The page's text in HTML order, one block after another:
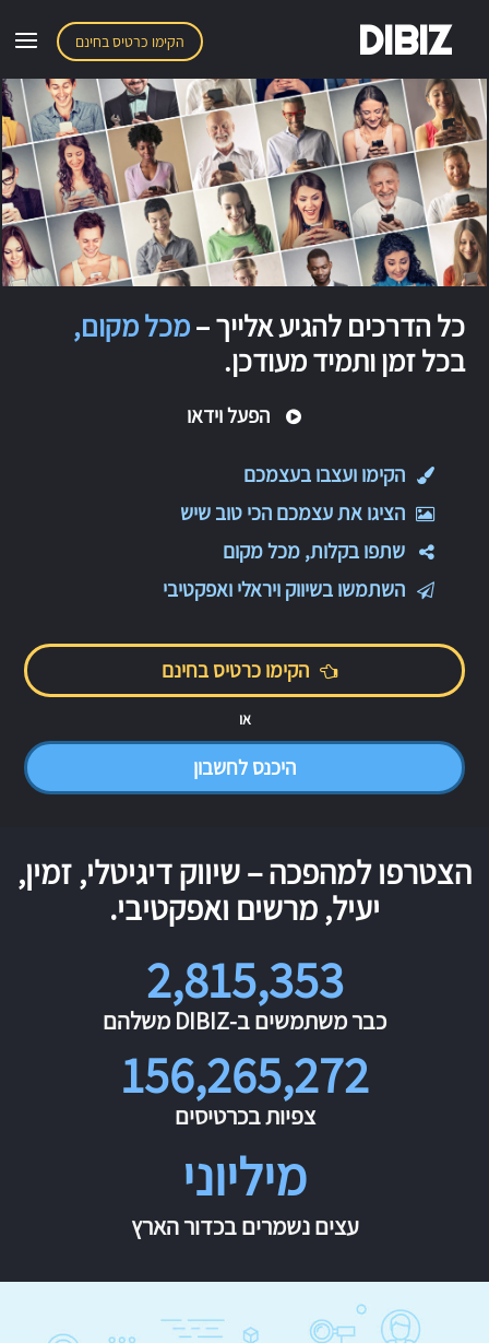
הקימו כרטיס בחינם DIBIZ
כל הדרכים להגיע אלייך –מכל מקום,
בכל זמן ותמיד מעודכן.
הפעל וידאו
הקימו ועצבו בעצמכם
הציגו את עצמכם הכי טוב שיש
שתפו בקלות, מכל מקום
השתמשו בשיווק ויראלי ואפקטיבי
הקימו כרטיס בחינם
או
היכנס לחשבון
הצטרפו למהפכה – שיווק דיגיטלי, זמין,
יעיל, מרשים ואפקטיבי.
2,815,353
כבר משתמשים ב-DIBIZ משלהם
156,265,272
צפיות בכרטיסים
מיליוני
עצים נשמרים בכדור הארץ